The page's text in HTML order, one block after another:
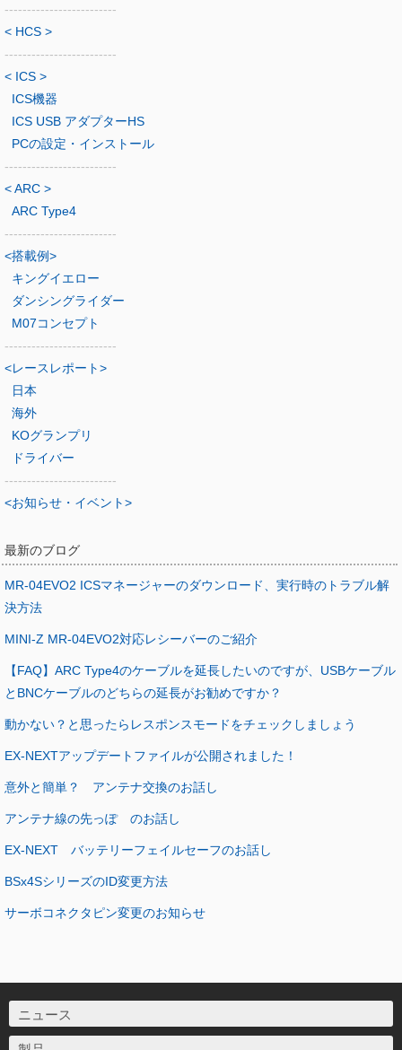
-------------------------
< HCS >
-------------------------
< ICS >
ICS機器
ICS USB アダプターHS
PCの設定・インストール
-------------------------
< ARC >
ARC Type4
-------------------------
<搭載例>
キングイエロー
ダンシングライダー
M07コンセプト
-------------------------
<レースレポート>
日本
海外
KOグランプリ
ドライバー
-------------------------
<お知らせ・イベント>
最新のブログ
MR-04EVO2 ICSマネージャーのダウンロード、実行時のトラブル解
決方法
MINI-Z MR-04EVO2対応レシーバーのご紹介
【FAQ】ARC Type4のケーブルを延長したいのですが、USBケーブル
とBNCケーブルのどちらの延長がお勧めですか？
動かない？と思ったらレスポンスモードをチェックしましょう
EX-NEXTアップデートファイルが公開されました！
意外と簡単？ アンテナ交換のお話し
アンテナ線の先っぽ のお話し
EX-NEXT バッテリーフェイルセーフのお話し
BSx4SシリーズのID変更方法
サーボコネクタピン変更のお知らせ
ニュース